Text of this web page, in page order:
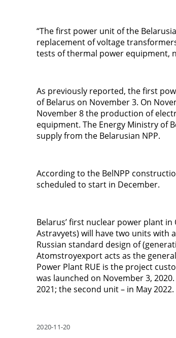
“The first power unit of the
replacement of voltage
tests of thermal power equipment,
As previously reported, the first
of Belarus on November 3. On
November 8 the production of
equipment. The Energy Ministry of
supply from the Belarusian NPP.
According to the BelNPP
scheduled to start in December.
Belarus’ first nuclear power plant
Astravyets) will have two units with
Russian standard design of
Atomstroyexport acts as the
Power Plant RUE is the project
was launched on November 3,
2021; the second unit – in May 2022.
2020-11-20